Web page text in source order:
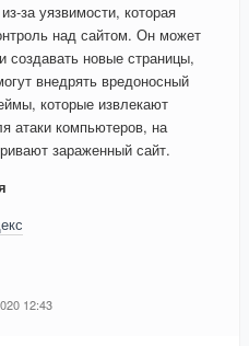
за уязвимости, которая
над сайтом. Он может
создавать новые страницы,
внедрять вредоносный
которые извлекают
атаки компьютеров, на
зараженный сайт.
12:43